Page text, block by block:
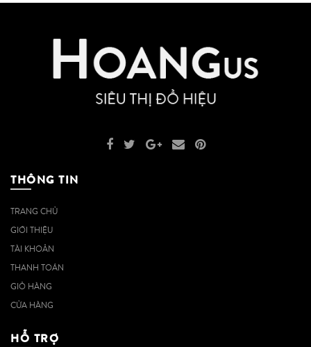
THÔNG TIN
TRANG CHỦ
GIỚI THIỆU
TÀI KHOẢN
THANH TOÁN
GIỎ HÀNG
CỬA HÀNG
HỖ TRỢ